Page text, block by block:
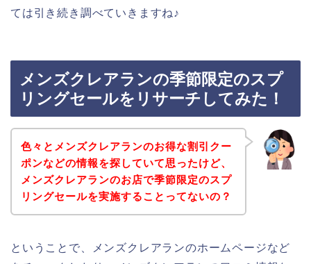
ては引き続き調べていきますね♪
メンズクレアランの季節限定のスプ
リングセールをリサーチしてみた！
色々とメンズクレアランのお得な割引クー
ポンなどの情報を探していて思ったけど、
メンズクレアランのお店で季節限定のスプ
リングセールを実施することってないの？
ということで、メンズクレアランのホームページなど